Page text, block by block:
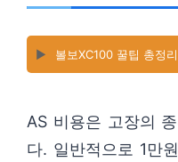
▶️ 볼보XC100 꿀팁 총정리
AS 비용은 고장의
다. 일반적으로 1만